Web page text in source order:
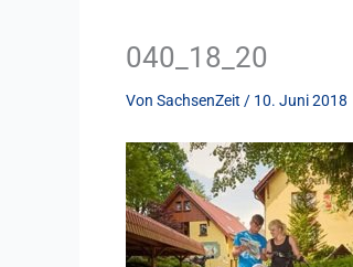
040_18_20
Von SachsenZeit / 10. Juni 2018